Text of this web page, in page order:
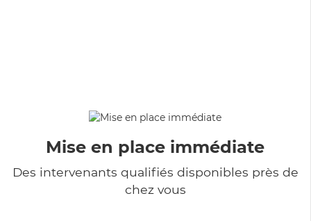
Mise en place immédiate
Des intervenants qualifiés disponibles près de
chez vous